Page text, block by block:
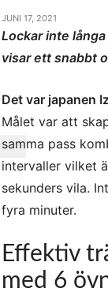
JUNI 17, 2021
Lockar inte
visar ett snabbt
Det var japanen
Målet var att
samma pass
intervaller vilket
sekunders vila.
fyra minuter.
Effektiv
med 6